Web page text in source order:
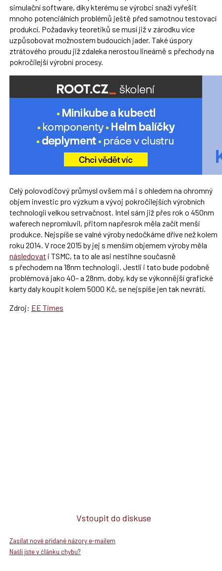
simulační software, díky kterému se výrobci snaží vyřešit
mnoho potenciálních problémů ještě před samotnou testovací
produkcí. Požadavky teoretiků se musí již v zárodku více
uzpůsobovat možnostem budoucích jader. Také úspory
ztrátového proudu již zdaleka nerostou lineárně s přechody na
pokročilejší výrobní procesy.
Celý polovodičový průmysl ovšem má i s ohledem na ohromný
objem investic pro výzkum a vývoj pokročilejších výrobních
technologií velkou setrvačnost. Intel sám již přes rok o 450nm
waferech nepromluvil, přitom napřesrok měla začít menší
produkce. Nejspíše se valné výroby nedočkáme dříve než kolem
roku 2014. V roce 2015 by jej s menším objemem výroby měla
následovat i TSMC, ta to ale asi nestihne současně
s přechodem na 18nm technologii. Jestli i tato bude podobně
problémová jako 40– a 28nm, doby, kdy se výkonnější grafické
karty daly koupit kolem 5000 Kč, se nejspíše jen tak nevrátí.
Zdroj: EE Times
Vstoupit do diskuse
Zasílat nově přidané názory e-mailem
Našli jste v článku chybu?